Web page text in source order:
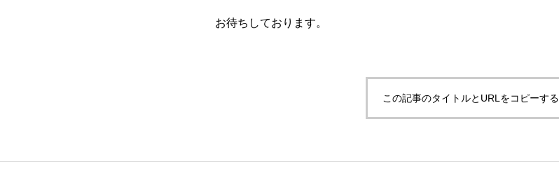
WORKS
お待ちしております。
この記事のタイトルとURLをコピーする